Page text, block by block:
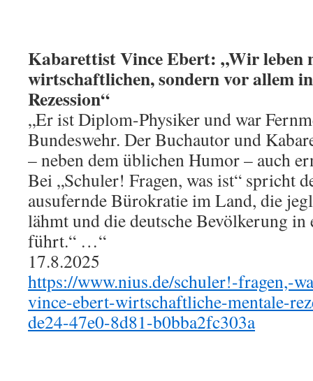
Kabarettist Vince Ebert: „Wir leben
wirtschaftlichen, sondern vor allem
Rezession“
„Er ist Diplom-Physiker und war
Bundeswehr. Der Buchautor und
– neben dem üblichen Humor – auch
Bei „Schuler! Fragen, was ist“ spricht
ausufernde Bürokratie im Land, die
lähmt und die deutsche Bevölkerung in
führt.“ …“
17.8.2025
https://www.nius.de/schuler!-fragen,-
vince-ebert-wirtschaftliche-mentale-
de24-47e0-8d81-b0bba2fc303a